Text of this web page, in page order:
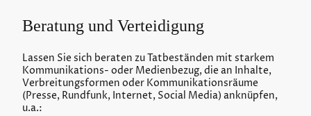
Beratung und Verteidigung
Lassen Sie sich beraten zu Tatbeständen mit starkem
Kommunikations- oder Medienbezug, die an Inhalte,
Verbreitungsformen oder Kommunikationsräume
(Presse, Rundfunk, Internet, Social Media) anknüpfen,
u.a.: